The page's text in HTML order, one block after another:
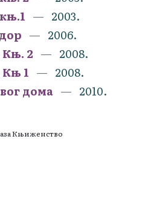
2003.
2006.
Књ. 2
2008.
Књ 1
2008.
дома
2010.
Књиженство